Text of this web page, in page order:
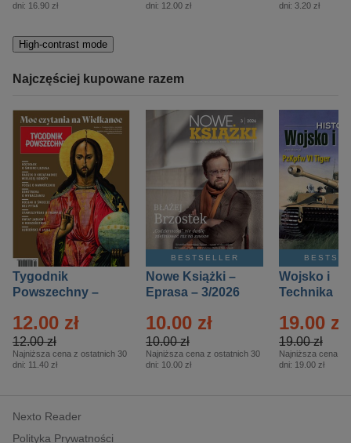
dni: 16.90 zł
dni: 12.00 zł
dni: 3.20 zł
High-contrast mode
Najczęściej kupowane razem
Tygodnik
Powszechny –
12.00 zł
12.00 zł
Najniższa cena z ostatnich 30
dni: 11.40 zł
BESTSELLER
Nowe Książki –
Eprasa – 3/2026
10.00 zł
10.00 zł
Najniższa cena z ostatnich 30
dni: 10.00 zł
Wojsko i
Technika
– 2/2026
19.00 zł
19.00 zł
Najniższa cena z
dni: 19.00 zł
Nexto Reader
Polityka Prywatności